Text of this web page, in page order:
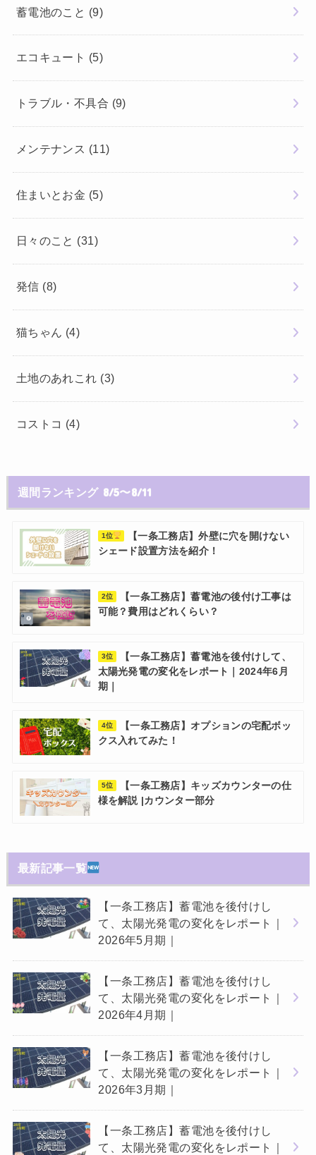
蓄電池のこと (9)
エコキュート (5)
トラブル・不具合 (9)
メンテナンス (11)
住まいとお金 (5)
日々のこと (31)
発信 (8)
猫ちゃん (4)
土地のあれこれ (3)
コストコ (4)
週間ランキング 8/5〜8/11
1位
【一条工務店】外壁に穴を開けない
シェード設置方法を紹介！
2位
【一条工務店】蓄電池の後付け工事は
可能？費用はどれくらい？
3位
【一条工務店】蓄電池を後付けして、
太陽光発電の変化をレポート｜2024年6月
期｜
4位
【一条工務店】オプションの宅配ボッ
クス入れてみた！
5位
【一条工務店】キッズカウンターの仕
様を解説 |カウンター部分
最新記事一覧
【一条工務店】蓄電池を後付けし
て、太陽光発電の変化をレポート｜
2026年5月期｜
【一条工務店】蓄電池を後付けし
て、太陽光発電の変化をレポート｜
2026年4月期｜
【一条工務店】蓄電池を後付けし
て、太陽光発電の変化をレポート｜
2026年3月期｜
【一条工務店】蓄電池を後付けし
て、太陽光発電の変化をレポート｜